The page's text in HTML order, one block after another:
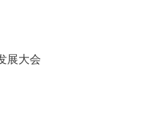
展大会